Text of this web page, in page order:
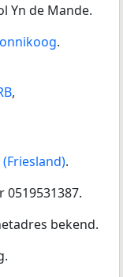
Yn de Mande.
.
,
(Friesland).
bekend.